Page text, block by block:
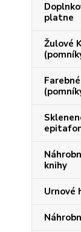
platne
Žulové
knihy
Urnové